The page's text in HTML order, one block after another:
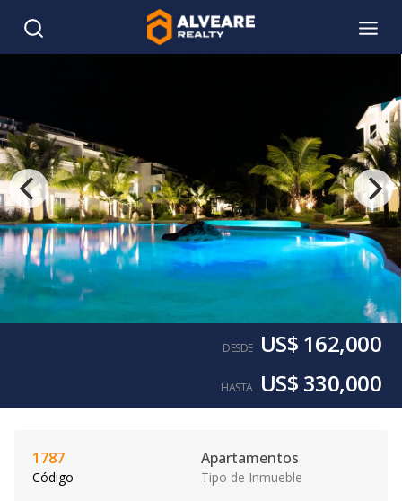
DESDE US$ 162,000
HASTA US$ 330,000
1787
Código
Apartamentos
Tipo de Inmueble